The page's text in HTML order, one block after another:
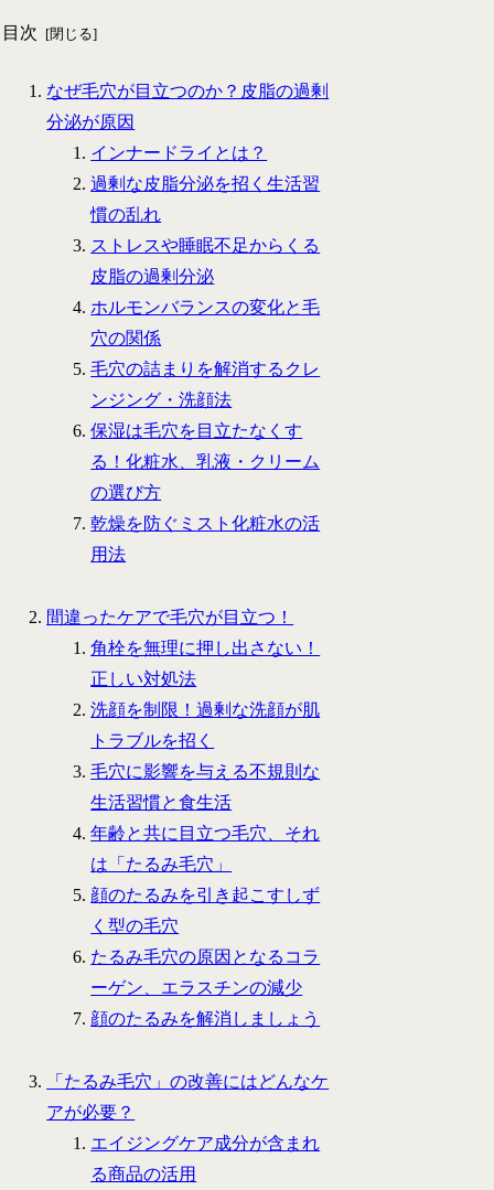
目次
なぜ毛穴が目立つのか？皮脂の過剰
分泌が原因
インナードライとは？
過剰な皮脂分泌を招く生活習
慣の乱れ
ストレスや睡眠不足からくる
皮脂の過剰分泌
ホルモンバランスの変化と毛
穴の関係
毛穴の詰まりを解消するクレ
ンジング・洗顔法
保湿は毛穴を目立たなくす
る！化粧水、乳液・クリーム
の選び方
乾燥を防ぐミスト化粧水の活
用法
間違ったケアで毛穴が目立つ！
角栓を無理に押し出さない！
正しい対処法
洗顔を制限！過剰な洗顔が肌
トラブルを招く
毛穴に影響を与える不規則な
生活習慣と食生活
年齢と共に目立つ毛穴、それ
は「たるみ毛穴」
顔のたるみを引き起こすしず
く型の毛穴
たるみ毛穴の原因となるコラ
ーゲン、エラスチンの減少
顔のたるみを解消しましょう
「たるみ毛穴」の改善にはどんなケ
アが必要？
エイジングケア成分が含まれ
る商品の活用